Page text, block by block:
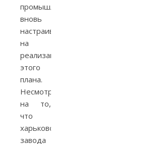
промышленность
вновь
настраивается
на
реализацию
этого
плана.
Несмотря
на то,
что
харьковского
завода